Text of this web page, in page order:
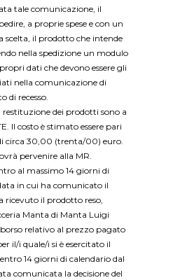
tale comunicazione, il
a proprie spese e con un
scelta, il prodotto che intende
nella spedizione un modulo
dati che devono essere gli
nella comunicazione di
di recesso.
restituzione dei prodotti sono a
Il costo è stimato essere pari
circa 30,00 (trenta/00) euro.
pervenire alla MR.
al massimo 14 giorni di
in cui ha comunicato il
ricevuto il prodotto reso,
Manta di Manta Luigi
relativo al prezzo pagato
il/i quale/i si è esercitato il
14 giorni di calendario dal
comunicata la decisione del